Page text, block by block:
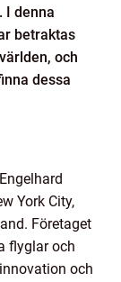
I denna
betraktas
och
dessa
York City,
Företaget
flyglar och
och